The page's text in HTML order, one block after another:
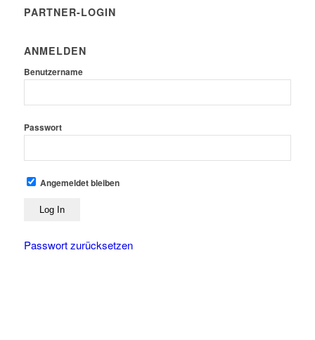
PARTNER-LOGIN
ANMELDEN
Benutzername
Passwort
Angemeldet bleiben
Passwort zurücksetzen